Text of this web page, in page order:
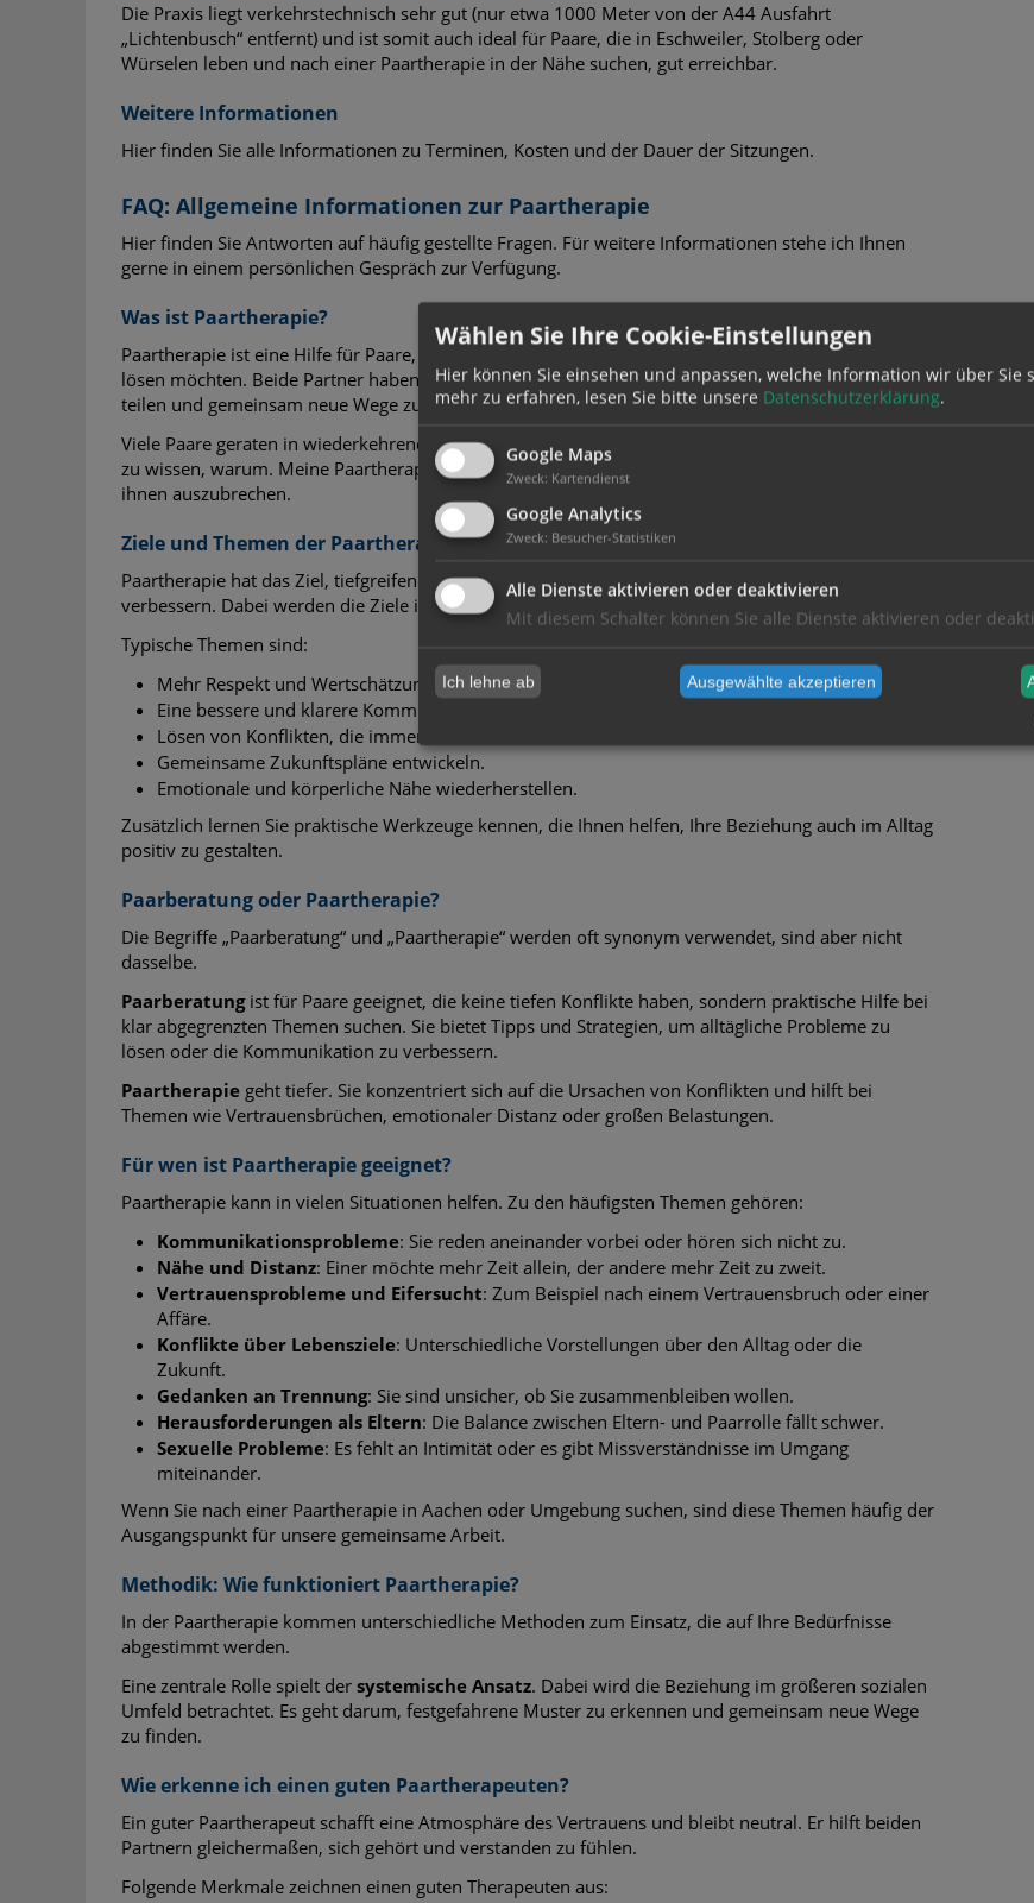
Die Praxis liegt verkehrstechnisch sehr gut (nur etwa 1000 Meter von der A44 Ausfahrt
„Lichtenbusch“ entfernt) und ist somit auch ideal für Paare, die in Eschweiler, Stolberg oder
Würselen leben und nach einer Paartherapie in der Nähe suchen, gut erreichbar.
Weitere Informationen
Hier finden Sie alle Informationen zu Terminen, Kosten und der Dauer der Sitzungen.
FAQ: Allgemeine Informationen zur Paartherapie
Hier finden Sie Antworten auf häufig gestellte Fragen. Für weitere Informationen stehe ich Ihnen
gerne in einem persönlichen Gespräch zur Verfügung.
Was ist Paartherapie?
Paartherapie ist eine Hilfe für Paare, die ihre Beziehung verbessern oder festgefahrene Konflikte
lösen möchten. Beide Partner haben die Möglichkeit, sich offen auszusprechen, ihre Gefühle zu
teilen und gemeinsam neue Wege zu finden.
Viele Paare geraten in wiederkehrende Konflikte oder entfernen sich emotional voneinander, ohne
zu wissen, warum. Meine Paartherapie in Aachen hilft dabei, diese Muster zu erkennen und aus
ihnen auszubrechen.
Ziele und Themen der Paartherapie
Paartherapie hat das Ziel, tiefgreifende Beziehungsprobleme zu lösen und die Beziehung zu
verbessern. Dabei werden die Ziele individuell an Ihre Situation angepasst.
Typische Themen sind:
Mehr Respekt und Wertschätzung in der Beziehung.
Eine bessere und klarere Kommunikation.
Lösen von Konflikten, die immer wieder auftreten.
Gemeinsame Zukunftspläne entwickeln.
Emotionale und körperliche Nähe wiederherstellen.
Zusätzlich lernen Sie praktische Werkzeuge kennen, die Ihnen helfen, Ihre Beziehung auch im Alltag
positiv zu gestalten.
Paarberatung oder Paartherapie?
Die Begriffe „Paarberatung“ und „Paartherapie“ werden oft synonym verwendet, sind aber nicht
dasselbe.
Paarberatungist für Paare geeignet, die keine tiefen Konflikte haben, sondern praktische Hilfe bei
klar abgegrenzten Themen suchen. Sie bietet Tipps und Strategien, um alltägliche Probleme zu
lösen oder die Kommunikation zu verbessern.
Paartherapie geht tiefer. Sie konzentriert sich auf die Ursachen von Konflikten und hilft bei
Themen wie Vertrauensbrüchen, emotionaler Distanz oder großen Belastungen.
Für wen ist Paartherapie geeignet?
Paartherapie kann in vielen Situationen helfen. Zu den häufigsten Themen gehören:
Kommunikationsprobleme: Sie reden aneinander vorbei oder hören sich nicht zu.
Nähe und Distanz: Einer möchte mehr Zeit allein, der andere mehr Zeit zu zweit.
Vertrauensprobleme und Eifersucht: Zum Beispiel nach einem Vertrauensbruch oder einer
Affäre.
Konflikte über Lebensziele: Unterschiedliche Vorstellungen über den Alltag oder die
Zukunft.
Gedanken an Trennung: Sie sind unsicher, ob Sie zusammenbleiben wollen.
Herausforderungen als Eltern: Die Balance zwischen Eltern- und Paarrolle fällt schwer.
Sexuelle Probleme: Es fehlt an Intimität oder es gibt Missverständnisse im Umgang
miteinander.
Wenn Sie nach einer Paartherapie in Aachen oder Umgebung suchen, sind diese Themen häufig der
Ausgangspunkt für unsere gemeinsame Arbeit.
Methodik: Wie funktioniert Paartherapie?
In der Paartherapie kommen unterschiedliche Methoden zum Einsatz, die auf Ihre Bedürfnisse
abgestimmt werden.
Eine zentrale Rolle spielt der systemische Ansatz. Dabei wird die Beziehung im größeren sozialen
Umfeld betrachtet. Es geht darum, festgefahrene Muster zu erkennen und gemeinsam neue Wege
zu finden.
Wie erkenne ich einen guten Paartherapeuten?
Ein guter Paartherapeut schafft eine Atmosphäre des Vertrauens und bleibt neutral. Er hilft beiden
Partnern gleichermaßen, sich gehört und verstanden zu fühlen.
Folgende Merkmale zeichnen einen guten Therapeuten aus:
Wählen Sie Ihre Cookie-Einstellungen
Hier können Sie einsehen und anpassen, welche Information wir über Sie
mehr zu erfahren, lesen Sie bitte unsere Datenschutzerklärung.
Google Maps
Zweck: Kartendienst
Google Analytics
Zweck: Besucher-Statistiken
Alle Dienste aktivieren oder deaktivieren
Mit diesem Schalter können Sie alle Dienste aktivieren oder
Ich lehne ab Ausgewählte akzeptieren